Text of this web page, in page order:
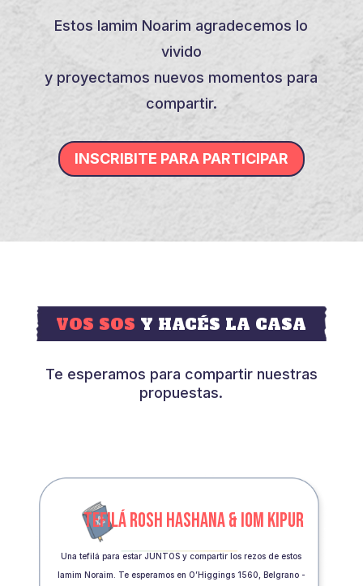
Estos Iamim Noarim agradecemos lo
vivido
y proyectamos nuevos momentos para
compartir.
INSCRIBITE PARA PARTICIPAR
VOS SOS Y HACÉS LA CASA
Te esperamos para compartir nuestras
propuestas.
TEFILÁ ROSH HASHANA & IOM KIPUR
Una tefilá para estar JUNTOS y compartir los rezos de estos
Iamim Noraim. Te esperamos en O’Higgings 1560, Belgrano -